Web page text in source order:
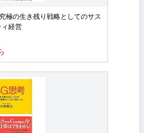
極の生き残り戦略としてのサス
経営